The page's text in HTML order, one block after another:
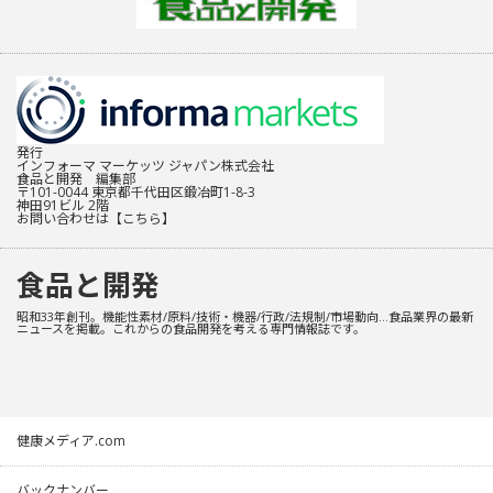
発行
インフォーマ マーケッツ ジャパン株式会社
食品と開発 編集部
〒101-0044 東京都千代田区鍛冶町1-8-3
神田91ビル 2階
お問い合わせは 【こちら】
食品と開発
昭和33年創刊。機能性素材/原料/技術・機器/行政/法規制/市場動向…食品業界の最新
ニュースを掲載。これからの食品開発を考える専門情報誌です。
健康メディア.com